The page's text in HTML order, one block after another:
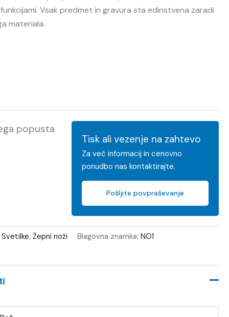
funkcijami. Vsak predmet in gravura sta edinstvena zaradi
materiala.
popusta
Tisk ali vezenje na zahtevo
Za več informacij in cenovno
ponudbo nas kontaktirajte.
Pošljite povpraševanje
Svetilke,Žepni noži Blagovna znamka:NO1